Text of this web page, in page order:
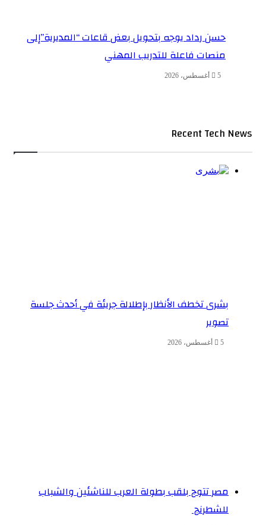
حسن رداد يوجه بتحويل بعض قاعات “المديرية”إلى
منصات فاعلة للتدريب المهني
5 أغسطس، 2026
Recent Tech News
بشرى تخطف الأنظار بإطلالة جريئة في أحدث جلسة
تصوير
5 أغسطس، 2026
مصر تتوج بلقب بطولة العرب للناشئين والشباب
للشطرنج